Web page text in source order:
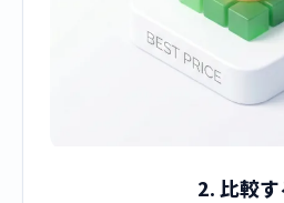
2. 比較す